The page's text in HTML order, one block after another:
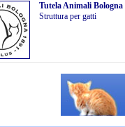
Tutela Animali Bologna
Struttura per gatti